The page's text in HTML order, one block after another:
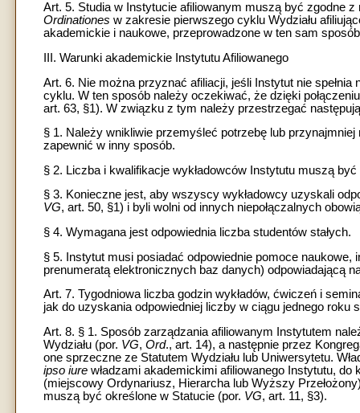
Art. 5. Studia w Instytucie afiliowanym muszą być zgodne
Ordinationes w zakresie pierwszego cyklu Wydziału
akademickie i naukowe, przeprowadzone w ten sam
III. Warunki akademickie Instytutu Afiliowanego
Art. 6. Nie można przyznać afiliacji, jeśli Instytut nie
cyklu. W ten sposób należy oczekiwać, że ​​dzięki
art. 63, §1). W związku z tym należy przestrzegać
§ 1. Należy wnikliwie przemyśleć potrzebę lub
zapewnić w inny sposób.
§ 2. Liczba i kwalifikacje wykładowców Instytutu muszą
§ 3. Konieczne jest, aby wszyscy wykładowcy uzyskali
VG, art. 50, §1) i byli wolni od innych niepołączalnych
§ 4. Wymagana jest odpowiednia liczba studentów stałych.
§ 5. Instytut musi posiadać odpowiednie pomoce
prenumeratą elektronicznych baz danych) odpowiadającą
Art. 7. Tygodniowa liczba godzin wykładów, ćwiczeń i
jak do uzyskania odpowiedniej liczby w ciągu jednego roku
Art. 8. § 1. Sposób zarządzania afiliowanym Instytutem
Wydziału (por. VG, Ord., art. 14), a następnie przez
one sprzeczne ze Statutem Wydziału lub Uniwersytetu.
ipso iure władzami akademickimi afiliowanego Instytutu,
(miejscowy Ordynariusz, Hierarcha lub Wyższy
muszą być określone w Statucie (por. VG, art. 11, §3).